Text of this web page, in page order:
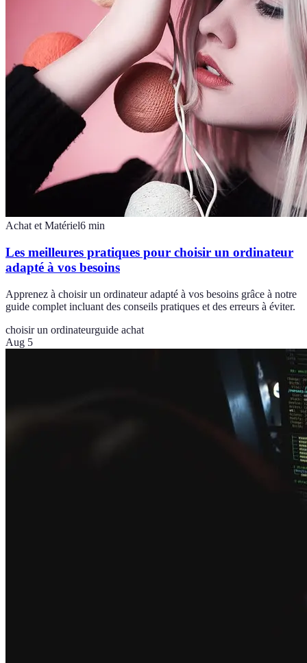
Achat et Matériel6 min
Les meilleures pratiques pour choisir un ordinateur
adapté à vos besoins
Apprenez à choisir un ordinateur adapté à vos besoins grâce à notre
guide complet incluant des conseils pratiques et des erreurs à éviter.
choisir un ordinateurguide achat
Aug 5